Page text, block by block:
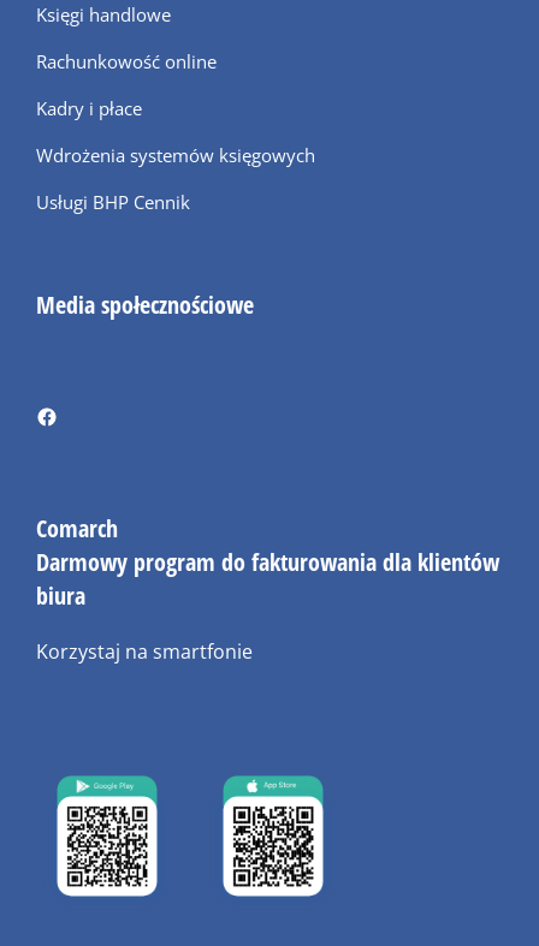
Księgi handlowe
Rachunkowość online
Kadry i płace
Wdrożenia systemów księgowych
Usługi BHP Cennik
Media społecznościowe
Comarch
Darmowy program do fakturowania dla klientów
biura
Korzystaj na smartfonie